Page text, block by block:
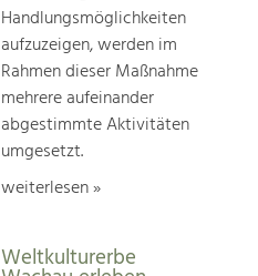
Handlungsmöglichkeiten
aufzuzeigen, werden im
Rahmen dieser Maßnahme
mehrere aufeinander
abgestimmte Aktivitäten
umgesetzt.
weiterlesen »
Weltkulturerbe